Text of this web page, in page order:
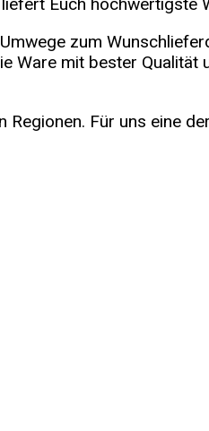
Euch hochwertigste
zum
Ware mit bester Qualität
Für uns eine